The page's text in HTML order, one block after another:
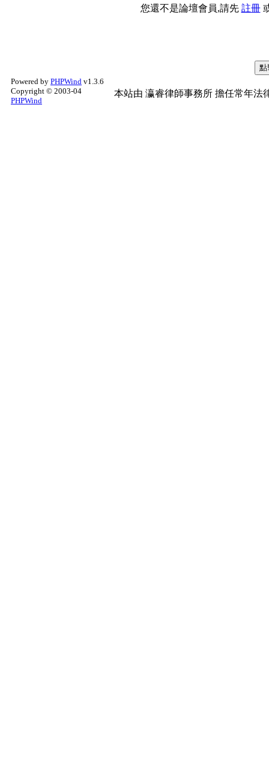
您還不是論壇會員,請先 註冊
Powered by PHPWind v1.3.6
Copyright © 2003-04
PHPWind
本站由 瀛睿律師事務所 擔任常年法